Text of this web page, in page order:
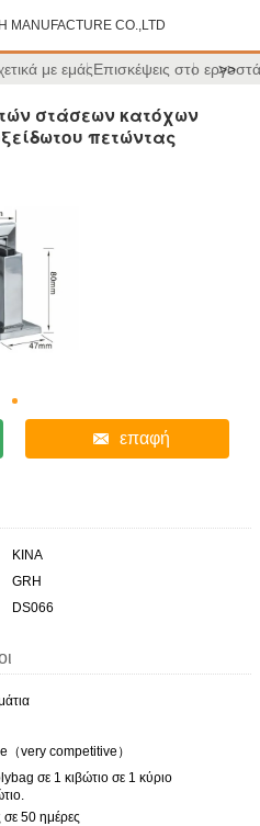
MANUFACTURE CO.,LTD
με εμάςΕπισκέψεις στο >>
στάσεων κατόχων
πετώντας
επαφή
ΚΙΝΑ
GRH
DS066
（very competitive）
σε 1 κιβώτιο σε 1 κύριο
σε 50 ημέρες